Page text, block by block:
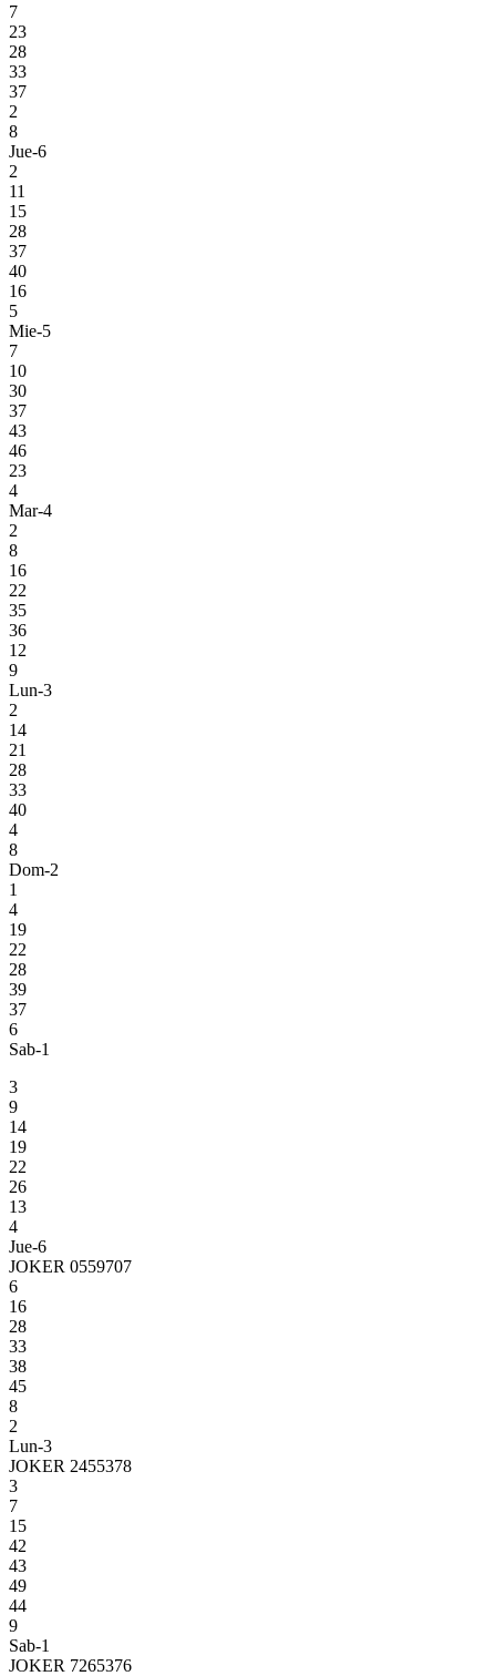
7
23
28
33
37
2
8
Jue-6
2
11
15
28
37
40
16
5
Mie-5
7
10
30
37
43
46
23
4
Mar-4
2
8
16
22
35
36
12
9
Lun-3
2
14
21
28
33
40
4
8
Dom-2
1
4
19
22
28
39
37
6
Sab-1
3
9
14
19
22
26
13
4
Jue-6
JOKER 0559707
6
16
28
33
38
45
8
2
Lun-3
JOKER 2455378
3
7
15
42
43
49
44
9
Sab-1
JOKER 7265376